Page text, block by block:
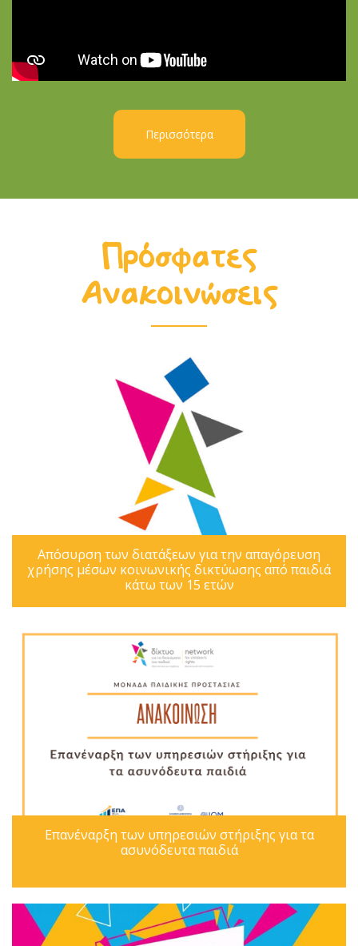
Περισσότερα
Πρόσφατες
Ανακοινώσεις
Απόσυρση των διατάξεων για την απαγόρευση
χρήσης μέσων κοινωνικής δικτύωσης από παιδιά
κάτω των 15 ετών
Επανέναρξη των υπηρεσιών στήριξης για τα
ασυνόδευτα παιδιά